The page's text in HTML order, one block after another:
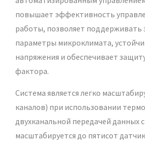
повышает эффективность
работы, позволяет поддерживать
параметры микроклимата,
напряжения и обеспечивает
фактора.
Система является легко
каналов) при использовании
двухканальной передачей данных
масштабируется до пятисот